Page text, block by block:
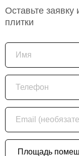
Оставьте
плитки
Имя
Телефон
Email (необязательно)
Площадь помещения